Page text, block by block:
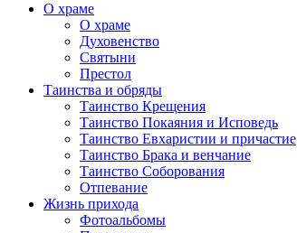
О храме
О храме
Духовенство
Святыни
Престол
Таинства и обряды
Таинство Крещения
Таинство Покаяния и Исповедь
Таинство Евхаристии и причастие
Таинство Брака и венчание
Таинство Соборования
Отпевание
Жизнь прихода
Фотоальбомы